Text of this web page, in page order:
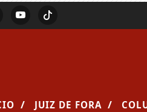
/ JUIZ DE FORA /